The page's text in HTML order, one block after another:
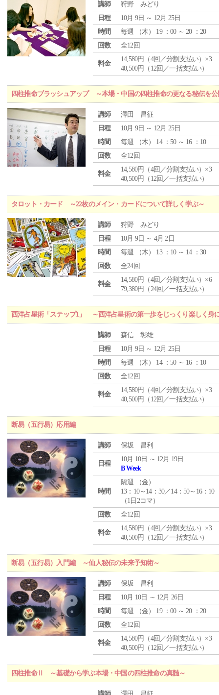
講師
狩野 みどり
日程
10月 9日 ～ 12月 25日
時間
毎週 （木） 19 ：00 ～ 20 ：20
回数
全12回
料金
14,580円（4回／分割支払い）×3
40,500円（12回／一括支払い）
四柱推命ブラッシュアップ ～本場・中国の四柱推命の更なる秘伝を
講師
澤田 昌征
日程
10月 9日 ～ 12月 25日
時間
毎週 （木） 14 ：50 ～ 16 ：10
回数
全12回
料金
14,580円（4回／分割支払い）×3
40,500円（12回／一括支払い）
タロット・カード ～22枚のメイン・カードについて詳しく学ぶ～
講師
狩野 みどり
日程
10月 9日 ～ 4月 2日
時間
毎週 （木） 13 ：10 ～ 14 ：30
回数
全24回
料金
14,580円（4回／分割支払い）×6
79,380円（24回／一括支払い）
西洋占星術「ステップ1」 ～西洋占星術の第一歩をじっくり楽しく身
講師
森信 彰雄
日程
10月 9日 ～ 12月 25日
時間
毎週 （木） 14 ：50 ～ 16 ：10
回数
全12回
料金
14,580円（4回／分割支払い）×3
40,500円（12回／一括支払い）
断易（五行易）応用編
講師 保坂 昌利
日程
10月 10日 ～ 12月 19日
B Week
時間
隔週 （金）
13：10～14：30／14：50～16：10
（1日2コマ）
回数
全12回
料金
14,580円（4回／分割支払い）×3
40,500円（12回／一括支払い）
断易（五行易）入門編 ～仙人秘伝の未来予知術～
講師
保坂 昌利
日程
10月 10日 ～ 12月 26日
時間
毎週 （金） 19 ：00 ～ 20 ：20
回数
全12回
料金
14,580円（4回／分割支払い）×3
40,500円（12回／一括支払い）
四柱推命Ⅱ ～基礎から学ぶ本場・中国の四柱推命の真髄～